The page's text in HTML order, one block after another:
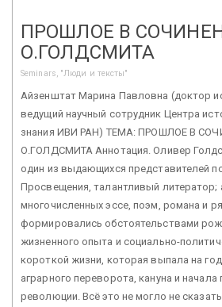
ПРОШЛОЕ В
О.ГОЛДСМИТА
Seminars, "Люди и тексты"
Айзенштат Марина Павловна (доктор
ведущий научный сотрудник Центра
знания ИВИ РАН) ТЕМА: ПРОШЛОЕ В
О.ГОЛДСМИТА Аннотация. Оливер
один из выдающихся представителей
Просвещения, талантливый литератор;
многочисленных эссе, поэм, романа и
формировались обстоятельствами
жизненного опыта и социально-
короткой жизни, которая выпала на
аграрного переворота, кануна и
революции. Всё это не могло не